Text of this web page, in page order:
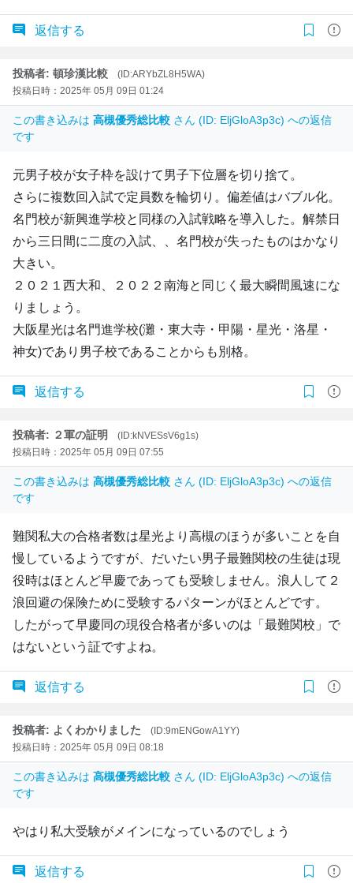
返信する
投稿者: 頓珍漢比較
(ID:ARYbZL8H5WA)
投稿日時：2025年 05月 09日 01:24
この書き込みは 高槻優秀総比較 さん (ID: EljGloA3p3c) への返信
です
元男子校が女子枠を設けて男子下位層を切り捨て。
さらに複数回入試で定員数を輪切り。偏差値はバブル化。
名門校が新興進学校と同様の入試戦略を導入した。解禁日
から三日間に二度の入試、、名門校が失ったものはかなり
大きい。
２０２１西大和、２０２２南海と同じく最大瞬間風速にな
りましょう。
大阪星光は名門進学校(灘・東大寺・甲陽・星光・洛星・
神女)であり男子校であることからも別格。
返信する
投稿者: ２軍の証明
(ID:kNVESsV6g1s)
投稿日時：2025年 05月 09日 07:55
この書き込みは 高槻優秀総比較 さん (ID: EljGloA3p3c) への返信
です
難関私大の合格者数は星光より高槻のほうが多いことを自
慢しているようですが、だいたい男子最難関校の生徒は現
役時はほとんど早慶であっても受験しません。浪人して２
浪回避の保険ために受験するパターンがほとんどです。
したがって早慶同の現役合格者が多いのは「最難関校」で
はないという証ですよね。
返信する
投稿者: よくわかりました
(ID:9mENGowA1YY)
投稿日時：2025年 05月 09日 08:18
この書き込みは 高槻優秀総比較 さん (ID: EljGloA3p3c) への返信
です
やはり私大受験がメインになっているのでしょう
返信する